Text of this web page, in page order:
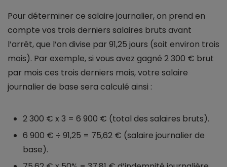
Pour déterminer ce salaire journalier, on prend en
compte vos trois derniers salaires bruts avant
l’arrêt, que l’on divise par 91,25 jours (soit environ trois
mois). Par exemple, si vous avez gagné 2 300 € brut
par mois ces trois derniers mois, votre salaire
journalier de base sera calculé ainsi :
2 300 € x 3 = 6 900 € (total des salaires bruts).
6 900 € ÷ 91,25 = 75,62 € (salaire journalier de
base).